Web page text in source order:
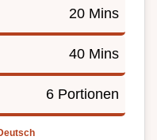
20 Mins
40 Mins
6 Portionen